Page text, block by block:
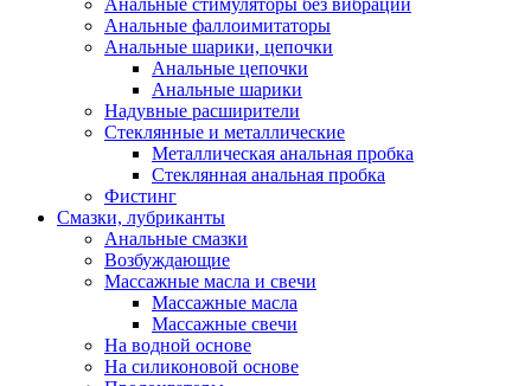
Анальные стимуляторы без вибрации
Анальные фаллоимитаторы
Анальные шарики, цепочки
Анальные цепочки
Анальные шарики
Надувные расширители
Стеклянные и металлические
Металлическая анальная пробка
Стеклянная анальная пробка
Фистинг
Смазки, лубриканты
Анальные смазки
Возбуждающие
Массажные масла и свечи
Массажные масла
Массажные свечи
На водной основе
На силиконовой основе